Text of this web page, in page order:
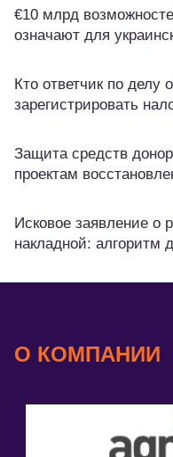
€10 млрд
означают для
Кто ответчик по делу
зарегистрировать
Защита средств
проектам
Исковое заявление о
накладной: алгоритм
О КОМПАНИИ